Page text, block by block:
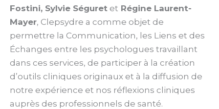
Fostini, Sylvie Séguret et Régine Laurent-
Mayer, Clepsydre a comme objet de
permettre la Communication, les Liens et des
Échanges entre les psychologues travaillant
dans ces services, de participer à la création
d’outils cliniques originaux et à la diffusion de
notre expérience et nos réflexions cliniques
auprès des professionnels de santé.